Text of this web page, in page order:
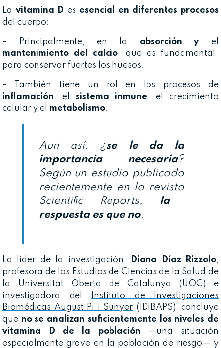
La vitamina D es esencial en diferentes procesos
del cuerpo:
- Principalmente, en la absorción yel
mantenimiento del calcio, que es fundamental
para conservar fuertes los huesos.
- También tiene un rol en los procesos de
inflamación, el sistema inmune, el crecimiento
celular y el metabolismo.
Aun así, ¿se le da la
importancia necesaria?
Según un estudio publicado
recientemente en la revista
Scientific Reports, la
respuesta es que no.
La líder de la investigación, Diana Díaz Rizzolo,
profesora de los Estudios de Ciencias de la Salud de
la Universitat Oberta de Catalunya (UOC) e
investigadora del
Instituto de Investigaciones
Biomédicas August Pi i Sunyer (IDIBAPS), concluye
que no se analizan suficientemente los niveles de
vitamina D de la población —una situación
especialmente grave en la población de riesgo— y